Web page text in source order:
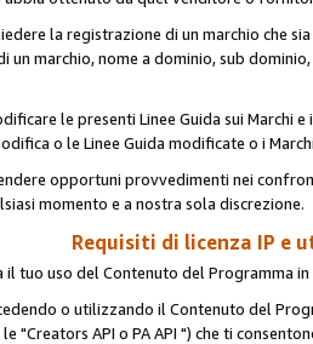
la registrazione di un marchio che
un marchio, nome a dominio, sub
le presenti Linee Guida sui Marchi
o le Linee Guida modificate o i
opportuni provvedimenti nei
momento e a nostra sola discrezione.
Requisiti di licenza IP e
il tuo uso del Contenuto del Programma
o utilizzando il Contenuto del
"Creators API o PA API ") che ti